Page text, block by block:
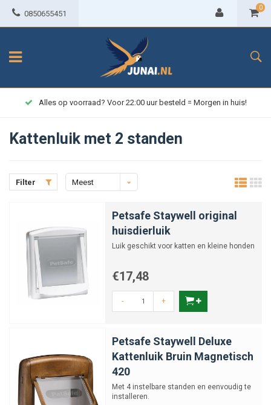
0850655451
0
Alles op voorraad? Voor 22:00 uur besteld = Morgen in huis!
Kattenluik met 2 standen
Filter
Meest
Petsafe Staywell original
huisdierluik
Luik geschikt voor katten en kleine honden
€17,48
- +
Petsafe Staywell Deluxe
Kattenluik Bruin Magnetisch
420
Met 4 instelbare standen en eenvoudig te
installeren.